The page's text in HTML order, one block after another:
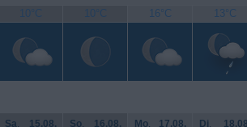
10°C 10°C 16°C 13°C
Sa. 15.08. So. 16.08. Mo. 17.08. Di.